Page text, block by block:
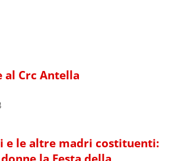
al Crc Antella
e le altre madri costituenti: